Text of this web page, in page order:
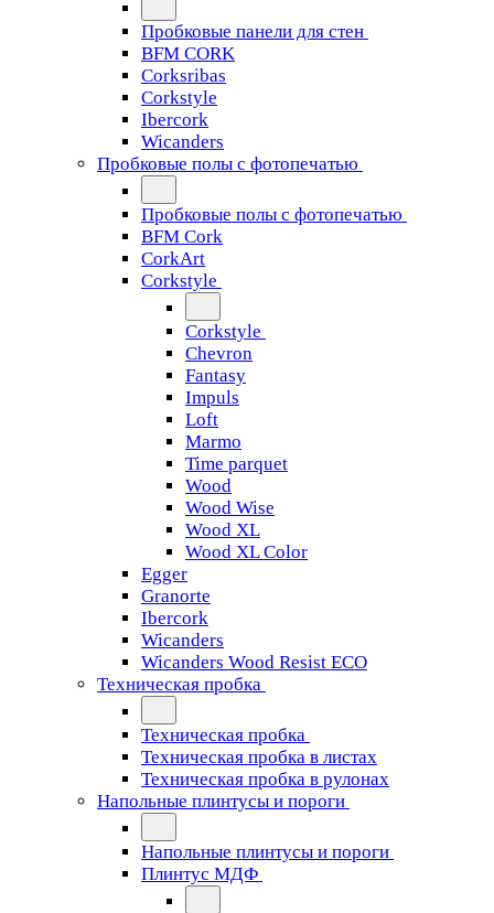
Пробковые панели для стен
BFM CORK
Corksribas
Corkstyle
Ibercork
Wicanders
Пробковые полы с фотопечатью
Пробковые полы с фотопечатью
BFM Cork
CorkArt
Corkstyle
Corkstyle
Chevron
Fantasy
Impuls
Loft
Marmo
Time parquet
Wood
Wood Wise
Wood XL
Wood XL Color
Egger
Granorte
Ibercork
Wicanders
Wicanders Wood Resist ECO
Техническая пробка
Техническая пробка
Техническая пробка в листах
Техническая пробка в рулонах
Напольные плинтусы и пороги
Напольные плинтусы и пороги
Плинтус МДФ